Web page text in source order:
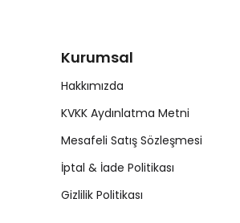
Kurumsal
Hakkımızda
KVKK Aydınlatma Metni
Mesafeli Satış Sözleşmesi
İptal & İade Politikası
Gizlilik Politikası